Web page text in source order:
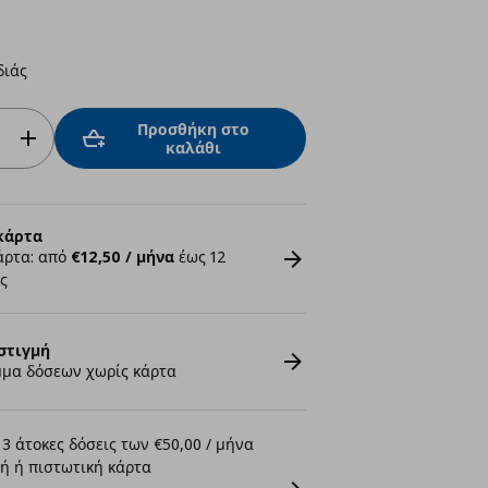
Προσθήκη στο
καλάθι
από €12,50 / μήναέως 12
δόσεων χωρίς κάρτα
άτοκες δόσεις των €50,00 / μήνα
ή πιστωτική κάρτα